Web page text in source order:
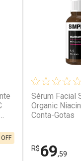
Sérum Facial
Organic
Conta-Gotas
R$69,59